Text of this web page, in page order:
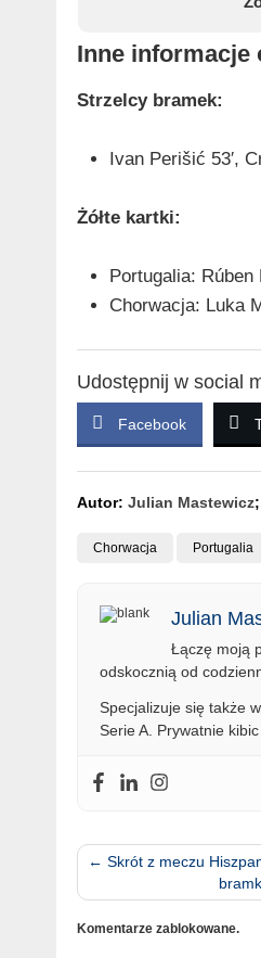
Inne informacje
Strzelcy bramek:
Ivan Perišić 53′,
Żółte kartki:
Portugalia: Rúben
Chorwacja: Luka
Udostępnij w social
Facebook
Autor: Julian Mastewicz;
Chorwacja Portugalia
Julian
Łączę moją
odskocznią od
Specjalizuje się także
Serie A. Prywatnie
← Skrót z meczu
Komentarze zablokowane.